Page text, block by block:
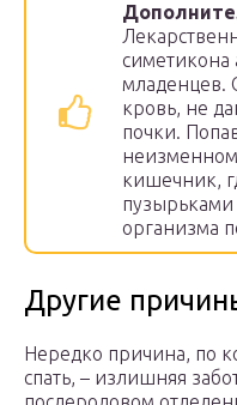
симетикона
младенцев.
кровь, не
почки.
кишечник,
пузырьками
организма
Другие
Нередко причина, по
спать, – излишняя